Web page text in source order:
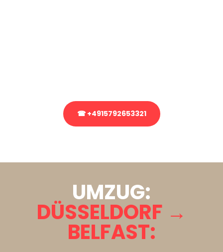
☎ +4915792653321
UMZUG:
DÜSSELDORF →
BELFAST: